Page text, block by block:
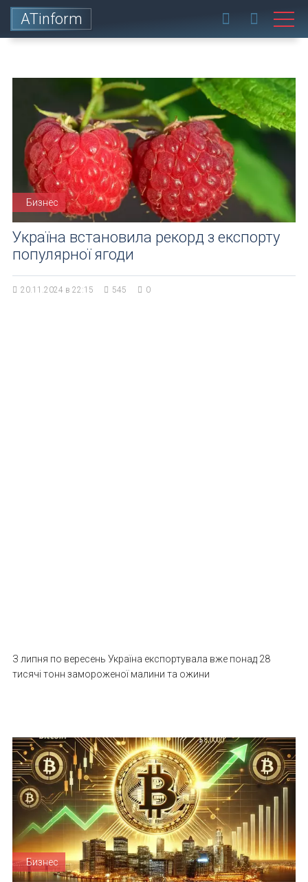
ATinform
Бизнес
Україна встановила рекорд з експорту
популярної ягоди
20.11.2024 в 22:15 545 0
З липня по вересень Україна експортувала вже понад 28
тисячі тонн замороженої малини та ожини
Бизнес